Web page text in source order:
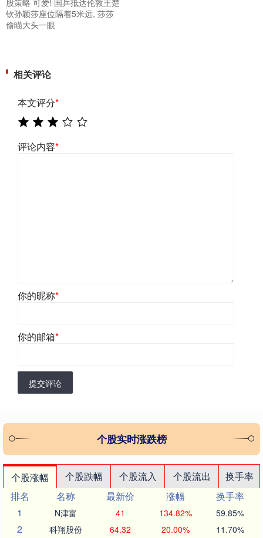
股策略 可爱! 国乒抵达伦敦王楚
钦孙颖莎座位隔着5米远, 莎莎
偷瞄大头一眼
相关评论
本文评分*
评论内容*
你的昵称*
你的邮箱*
提交评论
个股实时涨跌榜
个股涨幅 个股跌幅 个股流入 个股流出
换手率
排名
名称 最新价 涨幅
换手率
1
N津富 41 134.82% 59.85%
2 科翔股份 64.32 20.00% 11.70%